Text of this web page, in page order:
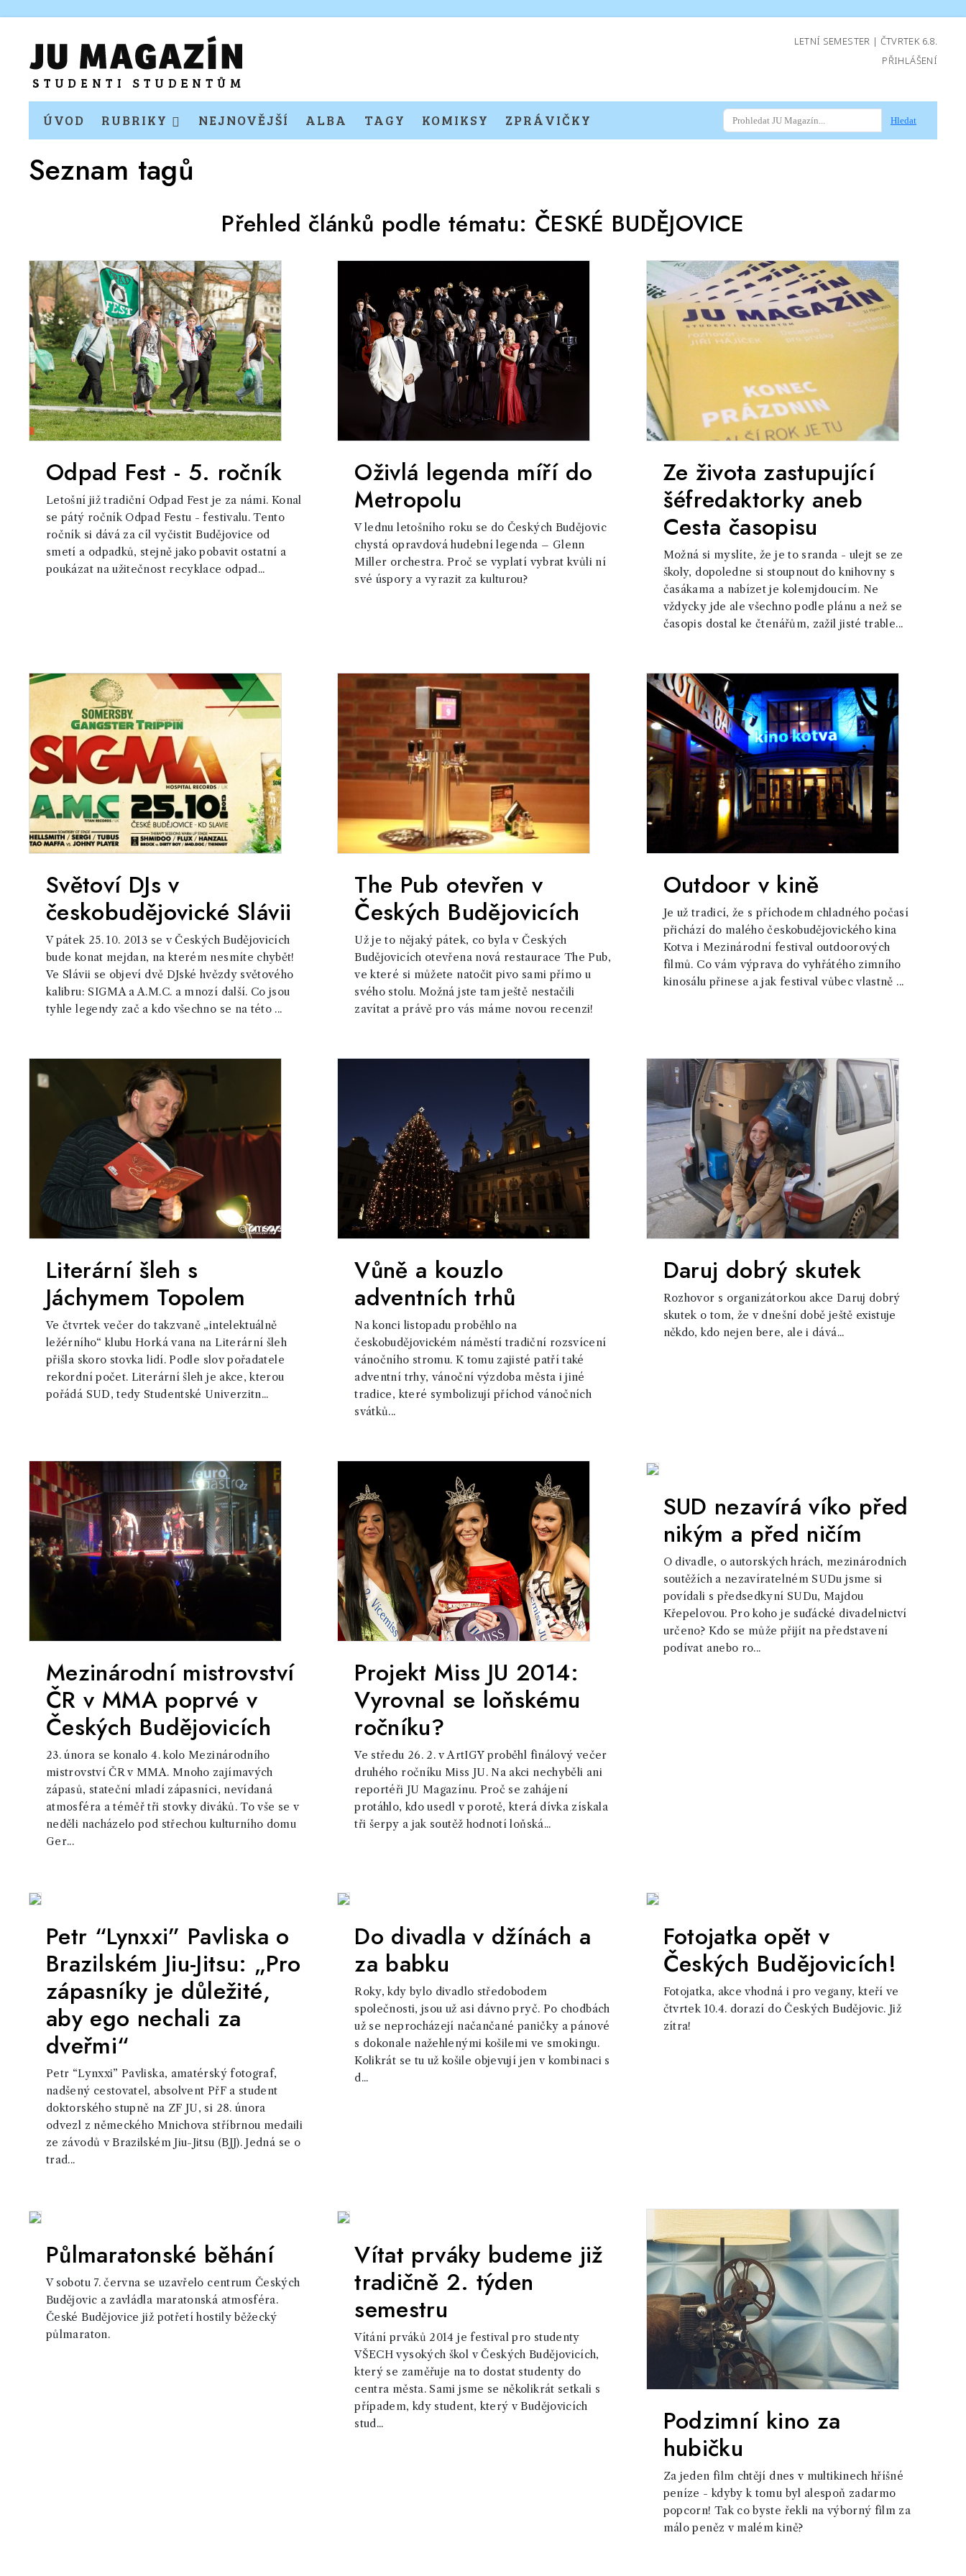
LETNÍ SEMESTER | ČTVRTEK 6.8.
PŘIHLÁŠENÍ
ÚVOD RUBRIKY NEJNOVĚJŠÍ ALBA TAGY KOMIKSY ZPRÁVIČKY Hledat
Seznam tagů
Přehled článků podle tématu: ČESKÉ BUDĚJOVICE
Odpad Fest - 5. ročník
Letošní již tradiční Odpad Fest je za námi. Konal
se pátý ročník Odpad Festu - festivalu. Tento
ročník si dává za cíl vyčistit Budějovice od
smetí a odpadků, stejně jako pobavit ostatní a
poukázat na užitečnost recyklace odpad...
Oživlá legenda míří do
Metropolu
V lednu letošního roku se do Českých Budějovic
chystá opravdová hudební legenda – Glenn
Miller orchestra. Proč se vyplatí vybrat kvůli ní
své úspory a vyrazit za kulturou?
Ze života zastupující
šéfredaktorky aneb
Cesta časopisu
Možná si myslíte, že je to sranda - ulejt se ze
školy, dopoledne si stoupnout do knihovny s
časákama a nabízet je kolemjdoucím. Ne
vždycky jde ale všechno podle plánu a než se
časopis dostal ke čtenářům, zažil jisté trable...
Světoví DJs v
českobudějovické Slávii
V pátek 25. 10. 2013 se v Českých Budějovicích
bude konat mejdan, na kterém nesmíte chybět!
Ve Slávii se objeví dvě DJské hvězdy světového
kalibru: SIGMA a A.M.C. a mnozí další. Co jsou
tyhle legendy zač a kdo všechno se na této ...
The Pub otevřen v
Českých Budějovicích
Už je to nějaký pátek, co byla v Českých
Budějovicích otevřena nová restaurace The Pub,
ve které si můžete natočit pivo sami přímo u
svého stolu. Možná jste tam ještě nestačili
zavítat a právě pro vás máme novou recenzi!
Outdoor v kině
Je už tradicí, že s příchodem chladného počasí
přichází do malého českobudějovického kina
Kotva i Mezinárodní festival outdoorových
filmů. Co vám výprava do vyhřátého zimního
kinosálu přinese a jak festival vůbec vlastně ...
Literární šleh s
Jáchymem Topolem
Ve čtvrtek večer do takzvaně „intelektuálně
ležérního“ klubu Horká vana na Literární šleh
přišla skoro stovka lidí. Podle slov pořadatele
rekordní počet. Literární šleh je akce, kterou
pořádá SUD, tedy Studentské Univerzitn...
Vůně a kouzlo
adventních trhů
Na konci listopadu proběhlo na
českobudějovickém náměstí tradiční rozsvícení
vánočního stromu. K tomu zajisté patří také
adventní trhy, vánoční výzdoba města i jiné
tradice, které symbolizují příchod vánočních
svátků...
Daruj dobrý skutek
Rozhovor s organizátorkou akce Daruj dobrý
skutek o tom, že v dnešní době ještě existuje
někdo, kdo nejen bere, ale i dává...
Mezinárodní mistrovství
ČR v MMA poprvé v
Českých Budějovicích
23. února se konalo 4. kolo Mezinárodního
mistrovství ČR v MMA. Mnoho zajímavých
zápasů, stateční mladí zápasníci, nevídaná
atmosféra a téměř tři stovky diváků. To vše se v
neděli nacházelo pod střechou kulturního domu
Ger...
Projekt Miss JU 2014:
Vyrovnal se loňskému
ročníku?
Ve středu 26. 2. v ArtIGY proběhl finálový večer
druhého ročníku Miss JU. Na akci nechyběli ani
reportéři JU Magazínu. Proč se zahájení
protáhlo, kdo usedl v porotě, která dívka získala
tři šerpy a jak soutěž hodnotí loňská...
SUD nezavírá víko před
nikým a před ničím
O divadle, o autorských hrách, mezinárodních
soutěžích a nezavíratelném SUDu jsme si
povídali s předsedkyní SUDu, Majdou
Křepelovou. Pro koho je suďácké divadelnictví
určeno? Kdo se může přijít na představení
podívat anebo ro...
Petr “Lynxxi” Pavliska o
Brazilském Jiu-Jitsu: „Pro
zápasníky je důležité,
aby ego nechali za
dveřmi“
Petr “Lynxxi” Pavliska, amatérský fotograf,
nadšený cestovatel, absolvent PřF a student
doktorského stupně na ZF JU, si 28. února
odvezl z německého Mnichova stříbrnou medaili
ze závodů v Brazilském Jiu-Jitsu (BJJ). Jedná se o
trad...
Do divadla v džínách a
za babku
Roky, kdy bylo divadlo středobodem
společnosti, jsou už asi dávno pryč. Po chodbách
už se neprocházejí načančané paničky a pánové
s dokonale nažehlenými košilemi ve smokingu.
Kolikrát se tu už košile objevují jen v kombinaci s
d...
Fotojatka opět v
Českých Budějovicích!
Fotojatka, akce vhodná i pro vegany, kteří ve
čtvrtek 10.4. dorazí do Českých Budějovic. Již
zítra!
Půlmaratonské běhání
V sobotu 7. června se uzavřelo centrum Českých
Budějovic a zavládla maratonská atmosféra.
České Budějovice již potřetí hostily běžecký
půlmaraton.
Vítat prváky budeme již
tradičně 2. týden
semestru
Vítání prváků 2014 je festival pro studenty
VŠECH vysokých škol v Českých Budějovicích,
který se zaměřuje na to dostat studenty do
centra města. Sami jsme se několikrát setkali s
případem, kdy student, který v Budějovicích
stud...
Podzimní kino za
hubičku
Za jeden film chtějí dnes v multikinech hříšné
peníze - kdyby k tomu byl alespoň zadarmo
popcorn! Tak co byste řekli na výborný film za
málo peněz v malém kině?